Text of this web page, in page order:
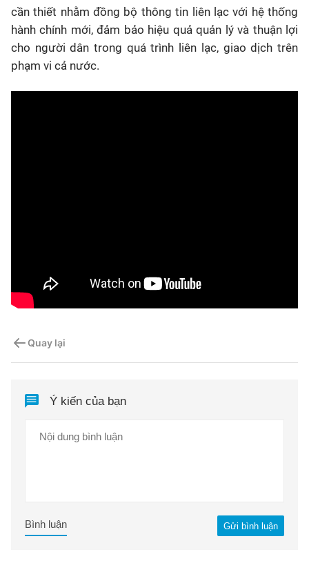
cần thiết nhằm đồng bộ thông tin liên lạc với hệ thống
hành chính mới, đảm bảo hiệu quả quản lý và thuận lợi
cho người dân trong quá trình liên lạc, giao dịch trên
phạm vi cả nước.
Quay lại
Ý kiến của bạn
Gửi bình luận
Bình luận